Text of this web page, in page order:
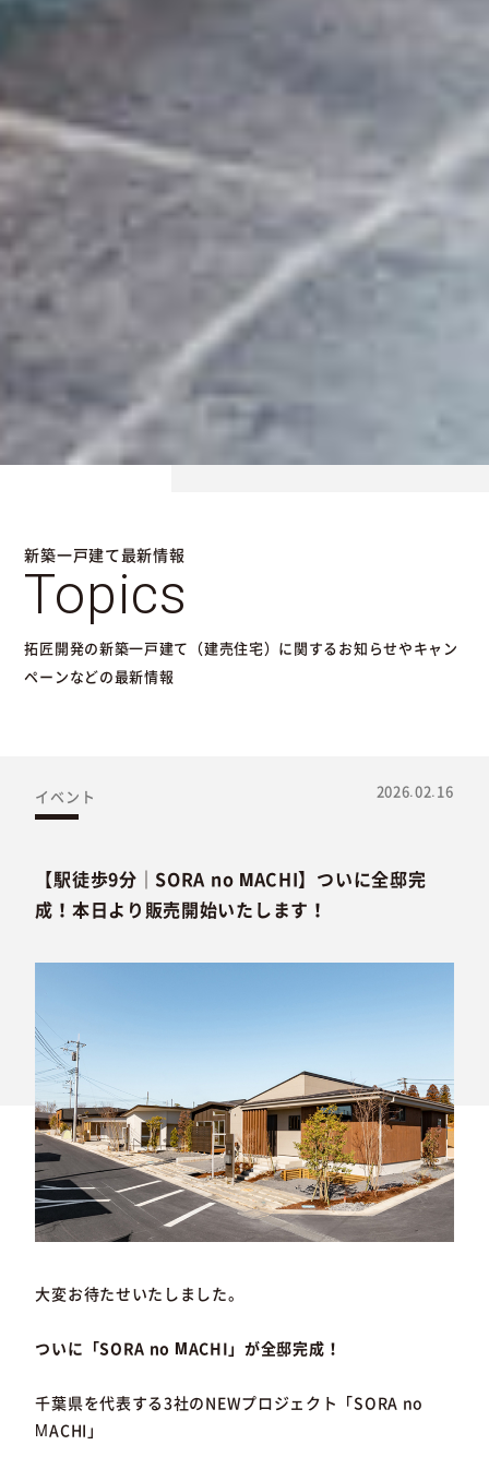
新築一戸建て最新情報
Topics
拓匠開発の新築一戸建て（建売住宅）に関するお知らせやキャン
ペーンなどの最新情報
イベント 2026.02.16
【駅徒歩9分｜SORA no MACHI】ついに全邸完
成！本日より販売開始いたします！
大変お待たせいたしました。
ついに「SORA no MACHI」が全邸完成！
千葉県を代表する3社のNEWプロジェクト「SORA no
MACHI」